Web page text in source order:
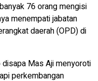
76 orang mengisi
menempati jabatan
daerah (OPD) di
disapa Mas Aji menyoroti
perkembangan